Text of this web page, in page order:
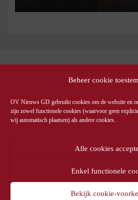
Beheer cookie
OV Nieuws GD gebruikt cookies om de website en
zijn zowel functionele cookies (waarvoor geen
wij automatisch plaatsen) als andere cookies.
Alle cookies
Enkel functionele
Bekijk cookie-
© OV Nieuws GD -